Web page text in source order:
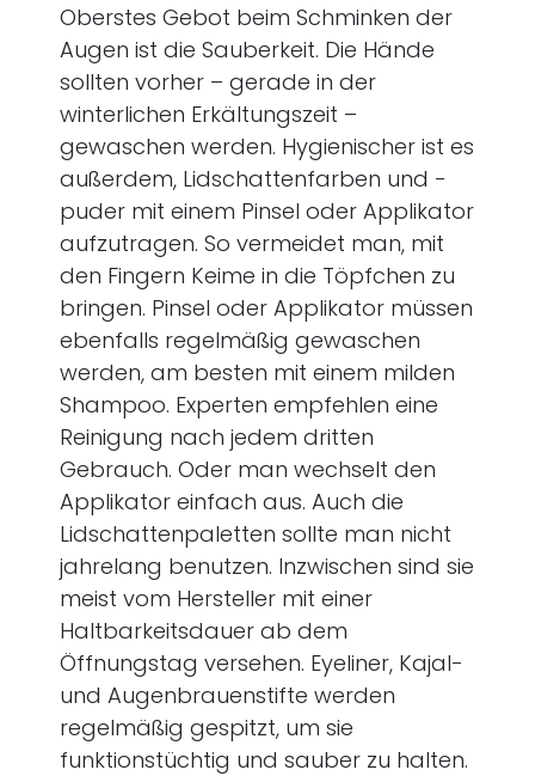
Oberstes Gebot beim Schminken der
Augen ist die Sauberkeit. Die Hände
sollten vorher – gerade in der
winterlichen Erkältungszeit –
gewaschen werden. Hygienischer ist es
außerdem, Lidschattenfarben und -
puder mit einem Pinsel oder Applikator
aufzutragen. So vermeidet man, mit
den Fingern Keime in die Töpfchen zu
bringen. Pinsel oder Applikator müssen
ebenfalls regelmäßig gewaschen
werden, am besten mit einem milden
Shampoo. Experten empfehlen eine
Reinigung nach jedem dritten
Gebrauch. Oder man wechselt den
Applikator einfach aus. Auch die
Lidschattenpaletten sollte man nicht
jahrelang benutzen. Inzwischen sind sie
meist vom Hersteller mit einer
Haltbarkeitsdauer ab dem
Öffnungstag versehen. Eyeliner, Kajal-
und Augenbrauenstifte werden
regelmäßig gespitzt, um sie
funktionstüchtig und sauber zu halten.